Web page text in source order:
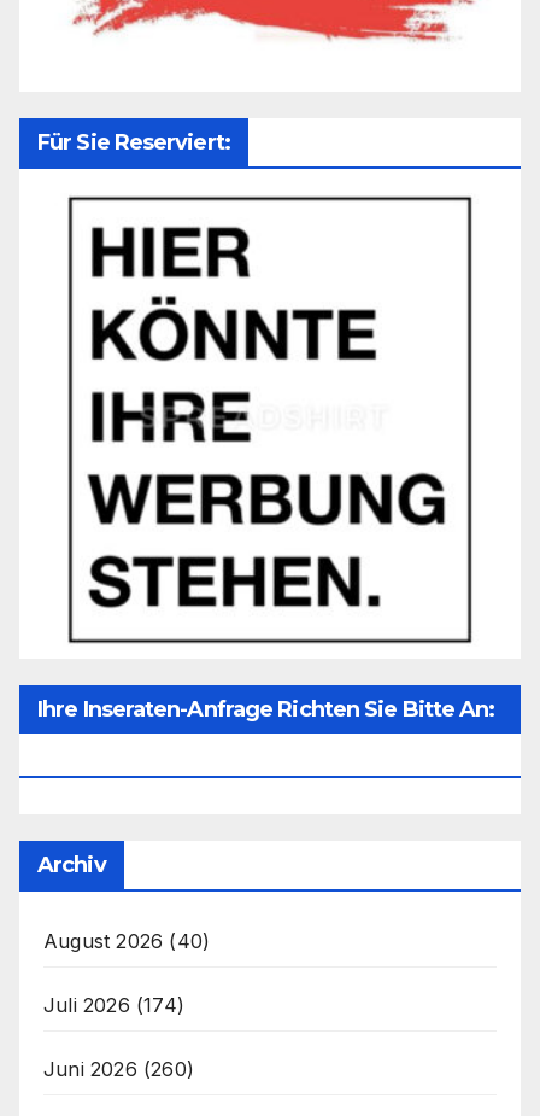
Für Sie Reserviert:
Ihre Inseraten-Anfrage Richten Sie Bitte An:
Archiv
August 2026 (40)
Juli 2026 (174)
Juni 2026 (260)